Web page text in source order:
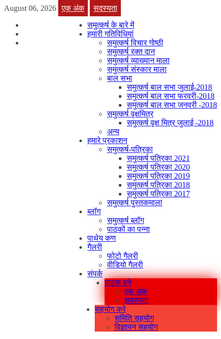
August 06, 2026 एक अंक
सदस्यता
समुत्कर्ष के बारे में
हमारी गतिविधियां
समुत्कर्ष विचार गोष्ठी
समुत्कर्ष रक्त दान
समुत्कर्ष व्याख्यान माला
समुत्कर्ष संस्कार माला
बाल सभा
समुत्कर्ष बाल सभा जुलाई-2018
समुत्कर्ष बाल सभा फरवरी-2018
समुत्कर्ष बाल सभा जनवरी -2018
समुत्कर्ष वृक्षमित्र
समुत्कर्ष वृक्ष मित्र जुलाई -2018
अन्य
हमारे प्रकाशन
समुत्कर्ष-पत्रिका
समुत्कर्ष पत्रिका 2021
समुत्कर्ष पत्रिका 2020
समुत्कर्ष पत्रिका 2019
समुत्कर्ष पत्रिका 2018
समुत्कर्ष पत्रिका 2017
समुत्कर्ष पुस्तकमाला
ब्लॉग
समुत्कर्ष ब्लॉग
पाठकों का पन्ना
पाथेय कण
गैलरी
फोटो गैलरी
वीडियो गैलरी
संपर्क
पाठक बने
एक अंक
सदस्यता
सहयोग करे
समिति सहयोग
विज्ञापन सहयोग